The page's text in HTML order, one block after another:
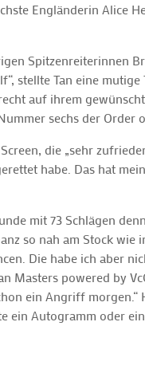
Engländerin Alice
Spitzenreiterinnen
stellte Tan eine
auf ihrem
sechs der Order
die „sehr
habe. Das hat
mit 73 Schlägen
so nah am Stock wie
Die habe ich aber
Masters powered by
ein Angriff
ein Autogramm oder